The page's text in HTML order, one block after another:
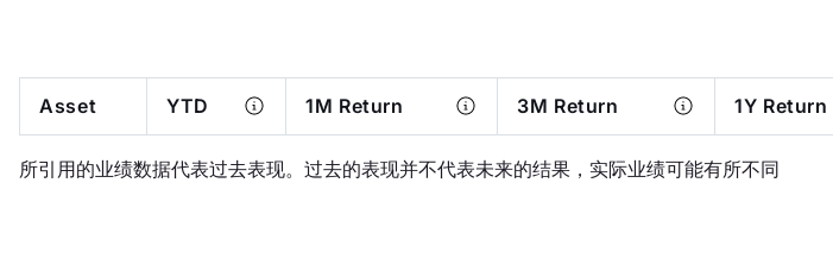
Asset YTD 1M Return 3M Return 1Y Return
所引用的业绩数据代表过去表现。过去的表现并不代表未来的结果，实际业绩可能有所不同